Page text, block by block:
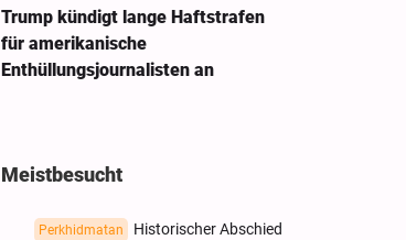
Trump kündigt lange Haftstrafen
für amerikanische
Enthüllungsjournalisten an
Meistbesucht
Perkhidmatan
Historischer Abschied